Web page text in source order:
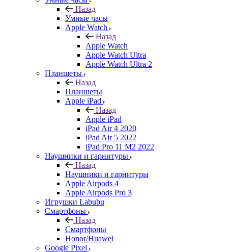
Назад
Умные часы
Apple Watch
Назад
Apple Watch
Apple Watch Ultra
Apple Watch Ultra 2
Планшеты
Назад
Планшеты
Apple iPad
Назад
Apple iPad
iPad Air 4 2020
iPad Air 5 2022
iPad Pro 11 M2 2022
Наушники и гарнитуры
Назад
Наушники и гарнитуры
Apple Airpods 4
Apple Airpods Pro 3
Игрушки Labubu
Смартфоны
Назад
Смартфоны
Honor/Huawei
Google Pixel